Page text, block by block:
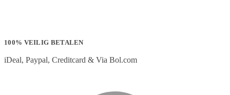
100% VEILIG BETALEN
iDeal, Paypal, Creditcard & Via Bol.com